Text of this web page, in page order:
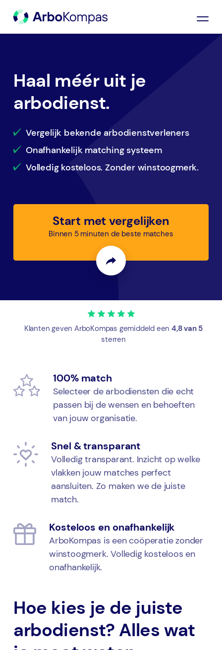
Haal méér uit je
arbodienst.
Vergelijk bekende arbodienstverleners
Onafhankelijk matching systeem
Volledig kosteloos. Zonder winstoogmerk.
Start met vergelijken
Binnen 5 minuten de beste matches
Klanten geven ArboKompas gemiddeld een 4,8 van 5
sterren
100% match
Selecteer de arbodiensten die echt
passen bij de wensen en behoeften
van jouw organisatie.
Snel & transparant
Volledig transparant. Inzicht op welke
vlakken jouw matches perfect
aansluiten. Zo maken we de juiste
match.
Kosteloos en onafhankelijk
ArboKompas is een coöperatie zonder
winstoogmerk. Volledig kosteloos en
onafhankelijk.
Hoe kies je de juiste
arbodienst? Alles wat